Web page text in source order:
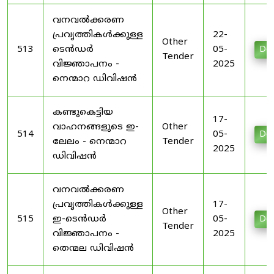
513
വനവൽക്കരണ
പ്രവൃത്തികൾക്കുള്ള
ടെൻഡർ
വിജ്ഞാപനം -
നെന്മാറ ഡിവിഷൻ
Other
Tender
22-
05-
2025
514
കണ്ടുകെട്ടിയ
വാഹനങ്ങളുടെ ഇ-
ലേലം - നെന്മാറ
ഡിവിഷൻ
Other
Tender
17-
05-
2025
515
വനവൽക്കരണ
പ്രവൃത്തികൾക്കുള്ള
ഇ-ടെൻഡർ
വിജ്ഞാപനം -
തെന്മല ഡിവിഷൻ
Other
Tender
17-
05-
2025